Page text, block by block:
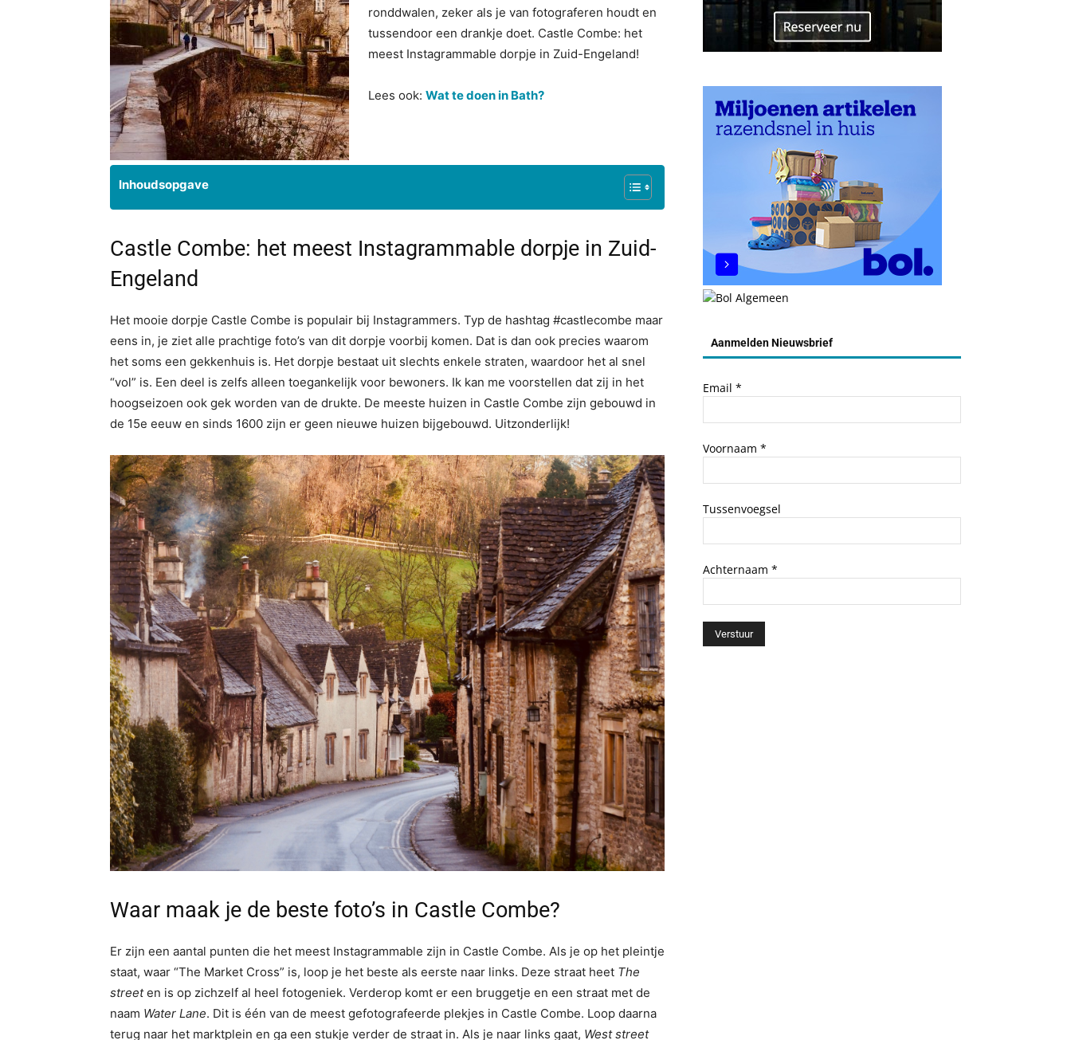
ronddwalen, zeker als je van fotograferen houdt en
tussendoor een drankje doet. Castle Combe: het
meest Instagrammable dorpje in Zuid-Engeland!
Lees ook: Wat te doen in Bath?
Inhoudsopgave
Castle Combe: het meest Instagrammable dorpje in Zuid-
Engeland
Het mooie dorpje Castle Combe is populair bij Instagrammers. Typ de hashtag #castlecombe maar
eens in, je ziet alle prachtige foto’s van dit dorpje voorbij komen. Dat is dan ook precies waarom
het soms een gekkenhuis is. Het dorpje bestaat uit slechts enkele straten, waardoor het al snel
“vol” is. Een deel is zelfs alleen toegankelijk voor bewoners. Ik kan me voorstellen dat zij in het
hoogseizoen ook gek worden van de drukte. De meeste huizen in Castle Combe zijn gebouwd in
de 15e eeuw en sinds 1600 zijn er geen nieuwe huizen bijgebouwd. Uitzonderlijk!
Waar maak je de beste foto’s in Castle Combe?
Er zijn een aantal punten die het meest Instagrammable zijn in Castle Combe. Als je op het pleintje
staat, waar “The Market Cross” is, loop je het beste als eerste naar links. Deze straat heet The
streeten is op zichzelf al heel fotogeniek. Verderop komt er een bruggetje en een straat met de
naam Water Lane. Dit is één van de meest gefotografeerde plekjes in Castle Combe. Loop daarna
terug naar het marktplein en ga een stukje verder de straat in. Als je naar links gaat, West street
Aanmelden Nieuwsbrief
Email *
Voornaam *
Tussenvoegsel
Achternaam *